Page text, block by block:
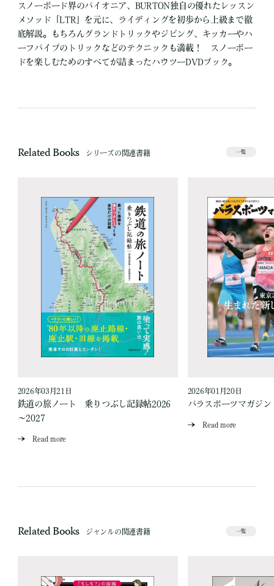
スノーボード界のパイオニア、BURTON独自の優れたレッスン
メソッド「LTR」を元に、ライディングを初歩から上級まで徹
底解説。もちろんグランドトリックやジビング、キッカーやハ
ーフパイプのトリックなどのテクニックも満載！ スノーボー
ドを楽しむためのすべてが詰まったハウツーDVDブック。
Related Books シリーズの関連書籍 一覧
2026年03月21日
鉄道の旅ノート 乗りつぶし記録帖2026
～2027
Read more
2026年01月20日
パラスポーツマガジ
Read more
Related Books ジャンルの関連書籍 一覧